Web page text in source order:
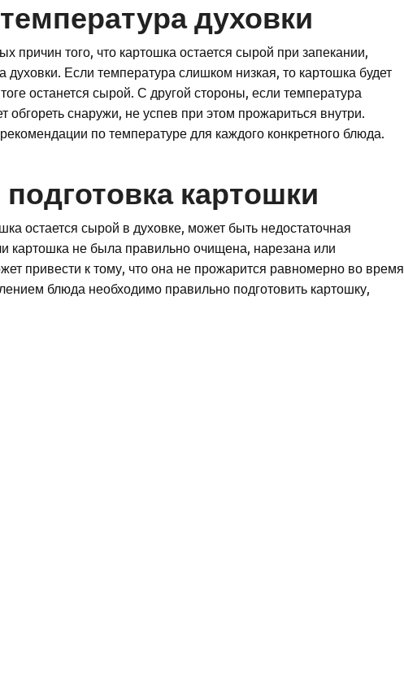
духовки
причин того, что картошка остается сырой при запекании,
духовки. Если температура слишком низкая, то картошка будет
останется сырой. С другой стороны, если температура
снаружи, не успев при этом прожариться внутри.
по температуре для каждого конкретного блюда.
картошки
остается сырой в духовке, может быть недостаточная
картошка не была правильно очищена, нарезана или
привести к тому, что она не прожарится равномерно во время
блюда необходимо правильно подготовить картошку,